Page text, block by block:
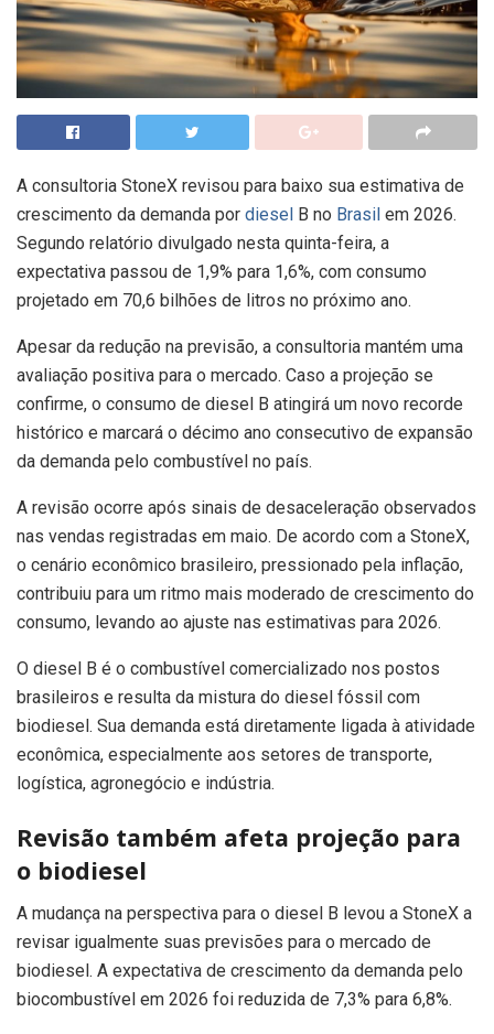
A consultoria StoneX revisou para baixo sua estimativa de
crescimento da demanda por diesel B no Brasil em 2026.
Segundo relatório divulgado nesta quinta-feira, a
expectativa passou de 1,9% para 1,6%, com consumo
projetado em 70,6 bilhões de litros no próximo ano.
Apesar da redução na previsão, a consultoria mantém uma
avaliação positiva para o mercado. Caso a projeção se
confirme, o consumo de diesel B atingirá um novo recorde
histórico e marcará o décimo ano consecutivo de expansão
da demanda pelo combustível no país.
A revisão ocorre após sinais de desaceleração observados
nas vendas registradas em maio. De acordo com a StoneX,
o cenário econômico brasileiro, pressionado pela inflação,
contribuiu para um ritmo mais moderado de crescimento do
consumo, levando ao ajuste nas estimativas para 2026.
O diesel B é o combustível comercializado nos postos
brasileiros e resulta da mistura do diesel fóssil com
biodiesel. Sua demanda está diretamente ligada à atividade
econômica, especialmente aos setores de transporte,
logística, agronegócio e indústria.
Revisão também afeta projeção para
o biodiesel
A mudança na perspectiva para o diesel B levou a StoneX a
revisar igualmente suas previsões para o mercado de
biodiesel. A expectativa de crescimento da demanda pelo
biocombustível em 2026 foi reduzida de 7,3% para 6,8%.